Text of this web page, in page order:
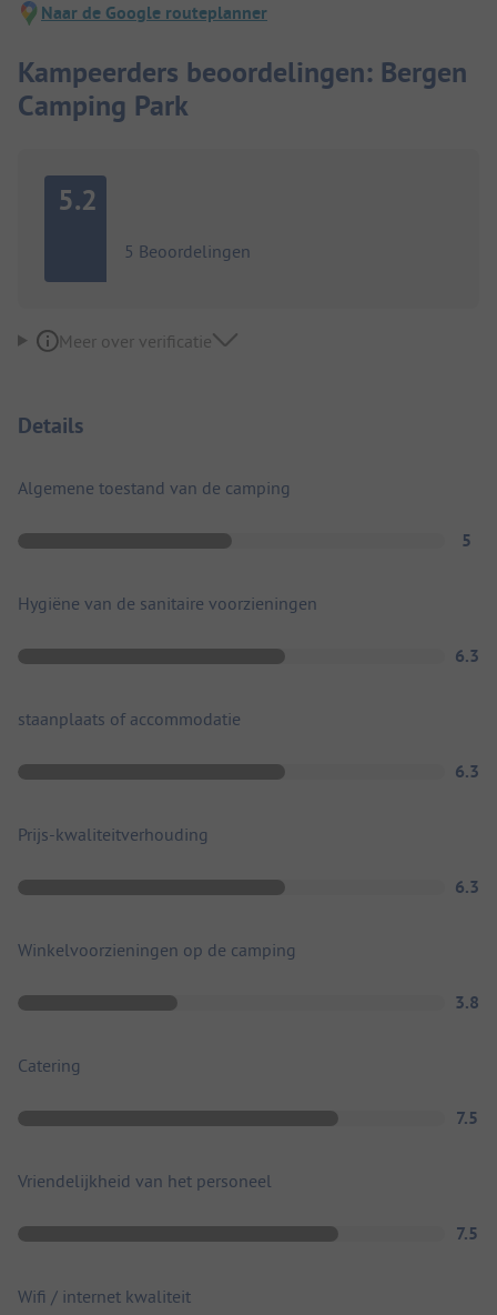
Naar de Google routeplanner
Kampeerders beoordelingen: Bergen
Camping Park
5.2
5 Beoordelingen
Meer over verificatie
Details
Algemene toestand van de camping
5
Hygiëne van de sanitaire voorzieningen
6.3
staanplaats of accommodatie
6.3
Prijs-kwaliteitverhouding
6.3
Winkelvoorzieningen op de camping
3.8
Catering
7.5
Vriendelijkheid van het personeel
7.5
Wifi / internet kwaliteit